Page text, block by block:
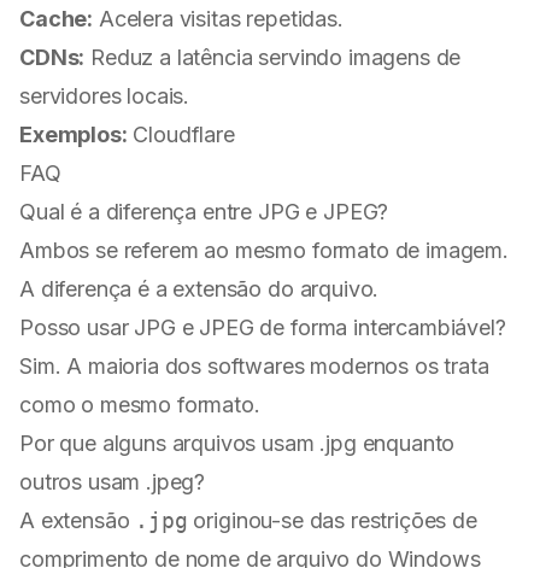
Cache: Acelera visitas repetidas.
CDNs: Reduz a latência servindo imagens de
servidores locais.
Exemplos: Cloudflare
FAQ
Qual é a diferença entre JPG e JPEG?
Ambos se referem ao mesmo formato de imagem.
A diferença é a extensão do arquivo.
Posso usar JPG e JPEG de forma intercambiável?
Sim. A maioria dos softwares modernos os trata
como o mesmo formato.
Por que alguns arquivos usam .jpg enquanto
outros usam .jpeg?
A extensão .jpg originou-se das restrições de
comprimento de nome de arquivo do Windows